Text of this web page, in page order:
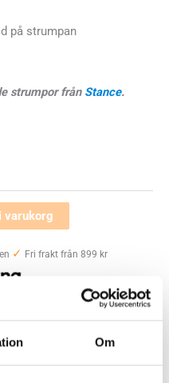
Om
på strumpan
strumpor från Stance.
varukorg
✓ Fri frakt från 899 kr
Löparstrumpor och